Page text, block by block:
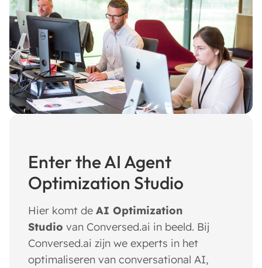
Enter the AI Agent
Optimization Studio
Hier komt de AI Optimization
Studio van Conversed.ai in beeld. Bij
Conversed.ai zijn we experts in het
optimaliseren van conversational AI,